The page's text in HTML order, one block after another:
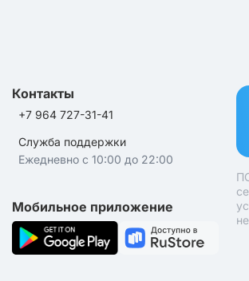
Контакты
+7 964 727-31-41
Служба поддержки
Ежедневно с 10:00 до 22:00
Мобильное приложение